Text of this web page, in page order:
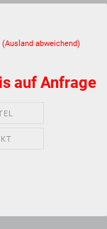
(Ausland abweichend)
auf Anfrage